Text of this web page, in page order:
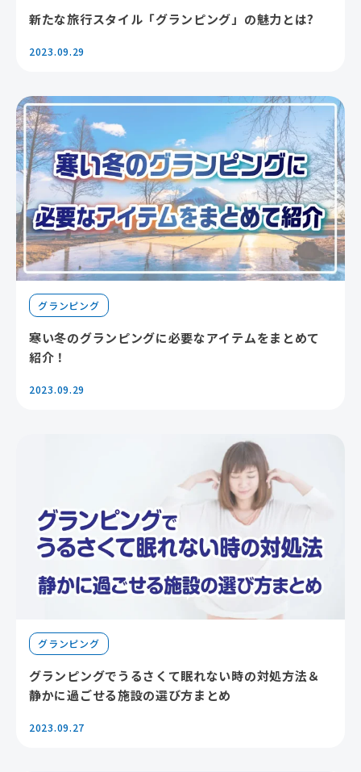
新たな旅行スタイル「グランピング」の魅力とは?
2023.09.29
グランピング
寒い冬のグランピングに必要なアイテムをまとめて
紹介！
2023.09.29
グランピング
グランピングでうるさくて眠れない時の対処方法＆
静かに過ごせる施設の選び方まとめ
2023.09.27